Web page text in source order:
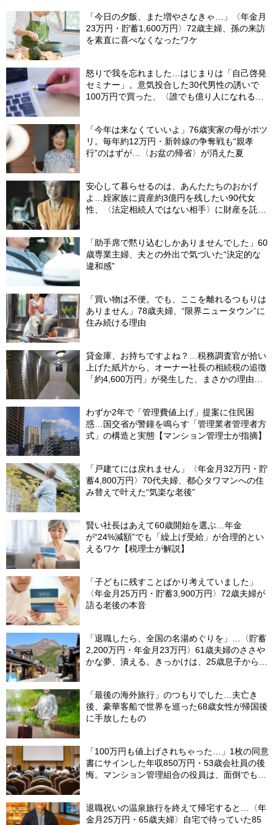
「今日の夕飯、また増やさなきゃ…」〈年金月
23万円・貯蓄1,600万円〉72歳主婦、孫の来訪
を素直に喜べなくなったワケ
怒りで我を忘れました…はじまりは「自己啓発
セミナー」。意気投合した30代男性の誘いで
100万円で買った、〈誰でも億り人になれる
「今年は来なくていいよ」76歳実家の母がポツ
リ。毎年約12万円・新幹線の争奪戦も“親孝
行”のはずが…〈お盆の帰省〉が消えた夏
安心して暮らせるのは、あんたたちのおかげ
よ…姪家族に資産約3億円を残したい90代女
性、〈法定相続人ではない相手〉に財産を託せ
「助手席で黙り込むしかありませんでした」60
歳専業主婦、夫との外出で気づいた“決定的な
違和感”
「買い物は不便。でも、ここを離れるつもりは
ありません」78歳夫婦、“限界ニュータウン”に
住み続ける理由
貸金庫、お持ちですよね？…税務調査官が拾い
上げた紙片から、オーナー社長の相続税の追徴
「約4,600万円」が発生した、まさかの理由
わずか2年で「管理費値上げ」提案に住民困
惑…国交省が警鐘を鳴らす「管理業者管理者方
式」の構造と実態【マンション管理士が指摘】
「戸建てには戻れません」〈年金月32万円・貯
蓄4,800万円〉70代夫婦、都心タワマンへの住
み替えで叶えた“気楽な老後”
賢い社長はあえて60歳開始を選ぶ…年金
が“24%減額”でも「繰上げ受給」が合理的とい
えるワケ【税理士が解説】
「子どもに残すことばかり考えていました」
〈年金月25万円・貯蓄3,900万円〉72歳夫婦が
語る老後の本音
「退職したら、全国の名湯めぐりを」…〈貯蓄
2,200万円・年金月23万円〉61歳夫婦のささや
かな夢、潰える。きっかけは、25歳息子から届
「最後の海外旅行」のつもりでした…夫亡き
後、豪華客船で世界を巡った68歳女性が帰国後
に手放したもの
「100万円も値上げされちゃった…」1枚の同意
書にサインした年収850万円・53歳会社員の後
悔。マンション管理組合の役員は、面倒でも自
退職祝いの温泉旅行を終えて帰宅すると…〈年
金月25万円・65歳夫婦〉自宅で待っていた85